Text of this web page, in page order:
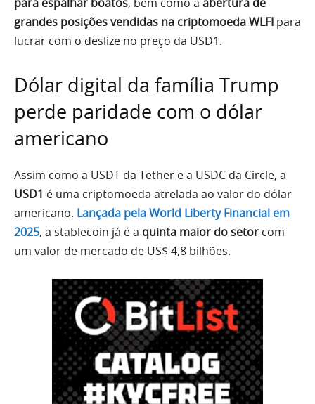
grandes posições vendidas na criptomoeda WLFI para
lucrar com o deslize no preço da USD1.
Dólar digital da família Trump
perde paridade com o dólar
americano
Assim como a USDT da Tether e a USDC da Circle, a
USD1 é uma criptomoeda atrelada ao valor do dólar
americano. Lançada pela World Liberty Financial em
2025, a stablecoin já é a quinta maior do setor com
um valor de mercado de US$ 4,8 bilhões.